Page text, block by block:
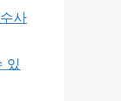
사
있